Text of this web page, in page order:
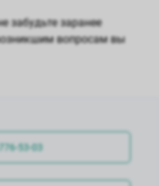
забудьте заранее
вопросам вы
53-03